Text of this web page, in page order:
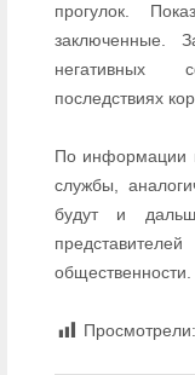
прогулок.
заключенные.
негативных
последствиях
По информации
службы,
будут и
общественности.
Просмотрели: